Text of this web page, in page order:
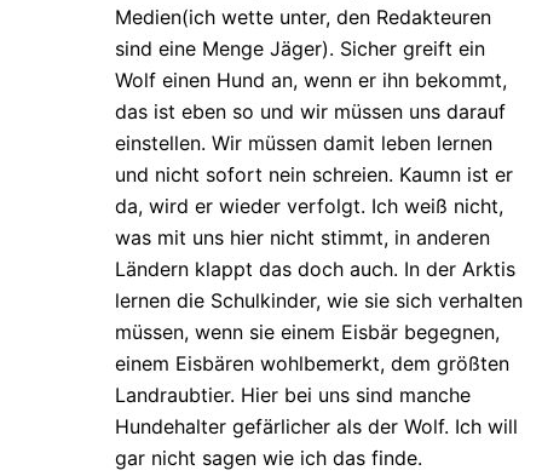
Medien(ich wette unter, den Redakteuren
sind eine Menge Jäger). Sicher greift ein
Wolf einen Hund an, wenn er ihn bekommt,
das ist eben so und wir müssen uns darauf
einstellen. Wir müssen damit leben lernen
und nicht sofort nein schreien. Kaumn ist er
da, wird er wieder verfolgt. Ich weiß nicht,
was mit uns hier nicht stimmt, in anderen
Ländern klappt das doch auch. In der Arktis
lernen die Schulkinder, wie sie sich verhalten
müssen, wenn sie einem Eisbär begegnen,
einem Eisbären wohlbemerkt, dem größten
Landraubtier. Hier bei uns sind manche
Hundehalter gefärlicher als der Wolf. Ich will
gar nicht sagen wie ich das finde.